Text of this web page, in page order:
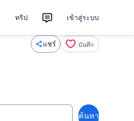
ทริป เข้าสู่ระบบ
แชร์ บันทึก
ค้นหา